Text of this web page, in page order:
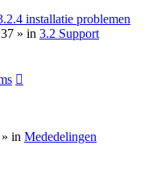
installatie problemen
» in 3.2 Support
» in Mededelingen